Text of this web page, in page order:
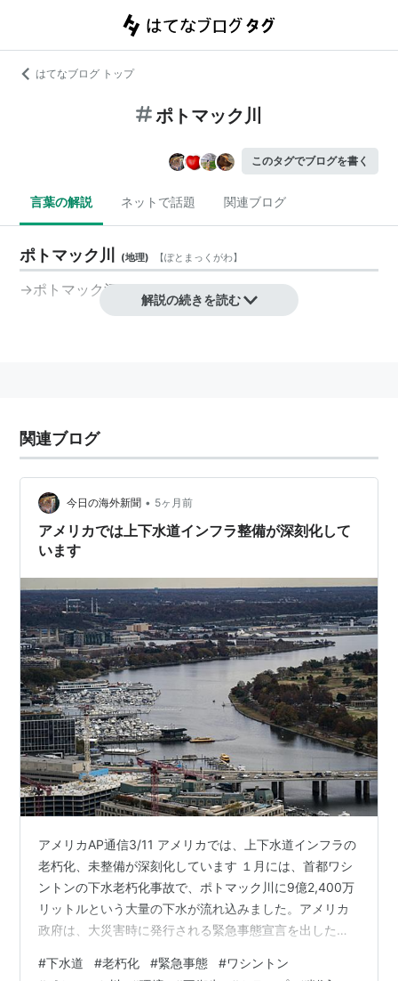
はてなブログ トップ
ポトマック川
このタグでブログを書く
言葉の解説 ネットで話題 関連ブログ
ポトマック川 (地理) 【ぽとまっくがわ】
→ポトマック河
解説の続きを読む
関連ブログ
今日の海外新聞 • 5ヶ月前
アメリカでは上下水道インフラ整備が深刻化して
います
アメリカAP通信3/11 アメリカでは、上下水道インフラの
老朽化、未整備が深刻化しています １月には、首都ワシ
ントンの下水老朽化事故で、ポトマック川に9億2,400万
リットルという大量の下水が流れ込みました。アメリカ
政府は、大災害時に発行される緊急事態宣言を出したほ
飯事の状況です。 アメリカ全土で毎年数万件発生し、河
#下水道 #老朽化 #緊急事態 #ワシントン